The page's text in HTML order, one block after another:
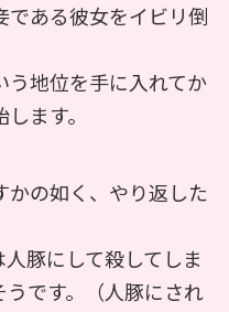
である彼女をイビリ倒
う地位を手に入れてか
ます。
かの如く、やり返した
豚にして殺してしま
です。（人豚にされ